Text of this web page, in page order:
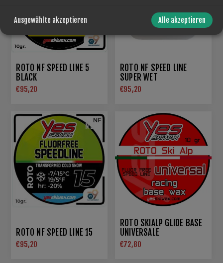
ROTO NF SPEED LINE 5
BLACK
€95,20
ROTO NF SPEED LINE
SUPER WET
€95,20
NEW
ROTO NF SPEED LINE 15
€95,20
ROTO SKIALP GLIDE BASE
UNIVERSALE
€72,80
Ausgewählte akzeptieren Alle akzeptieren